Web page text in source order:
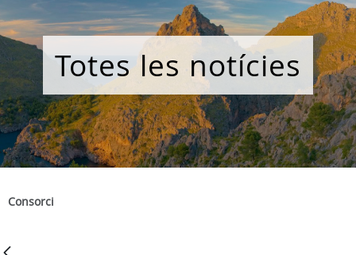
Totes les notícies
Consorci